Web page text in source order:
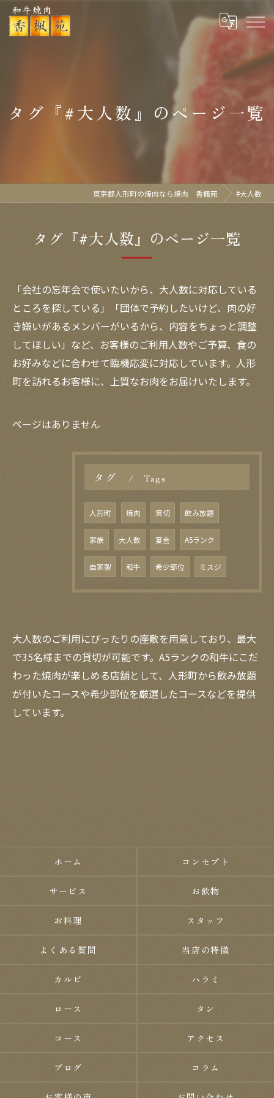
タグ『#大人数』のページ一覧
東京都人形町の焼肉なら焼肉 香楓苑 #大人数
タグ『#大人数』のページ一覧
「会社の忘年会で使いたいから、大人数に対応している
ところを探している」「団体で予約したいけど、肉の好
き嫌いがあるメンバーがいるから、内容をちょっと調整
してほしい」など、お客様のご利用人数やご予算、食の
お好みなどに合わせて臨機応変に対応しています。人形
町を訪れるお客様に、上質なお肉をお届けいたします。
ページはありません
タグ Tags
人形町 焼肉 貸切 飲み放題
家族 大人数 宴会 A5ランク
自家製 和牛 希少部位 ミスジ
大人数のご利用にぴったりの座敷を用意しており、最大
で35名様までの貸切が可能です。A5ランクの和牛にこだ
わった焼肉が楽しめる店舗として、人形町から飲み放題
が付いたコースや希少部位を厳選したコースなどを提供
しています。
ホーム コンセプト
サービス お飲物
お料理 スタッフ
よくある質問 当店の特徴
カルビ ハラミ
ロース タン
コース アクセス
ブログ コラム